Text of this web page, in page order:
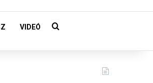
VIDEÓ Keresés: